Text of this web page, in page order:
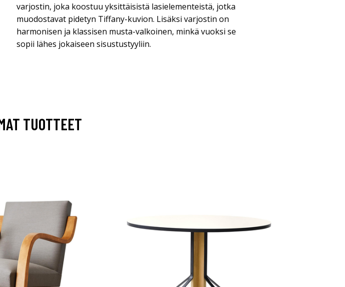
varjostin, joka koostuu yksittäisistä lasielementeistä, jotka
muodostavat pidetyn Tiffany-kuvion. Lisäksi varjostin on
harmonisen ja klassisen musta-valkoinen, minkä vuoksi se
sopii lähes jokaiseen sisustustyyliin.
TUOTTEET